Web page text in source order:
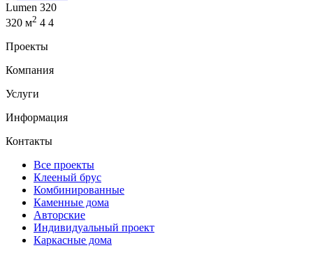
Lumen 320
320 м2 4 4
Проекты
Компания
Услуги
Информация
Контакты
Все проекты
Клееный брус
Комбинированные
Каменные дома
Авторские
Индивидуальный проект
Каркасные дома